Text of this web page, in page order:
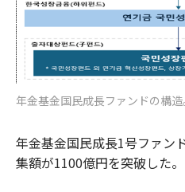
年金基金国民成長ファンドの構
年金基金国民成長1号ファン
集額が1100億円を突破した。